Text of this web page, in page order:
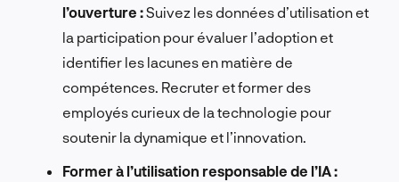
l’ouverture :Suivez les données d’utilisation et
la participation pour évaluer l’adoption et
identifier les lacunes en matière de
compétences. Recruter et former des
employés curieux de la technologie pour
soutenir la dynamique et l’innovation.
Former à l’utilisation responsable de l’IA :